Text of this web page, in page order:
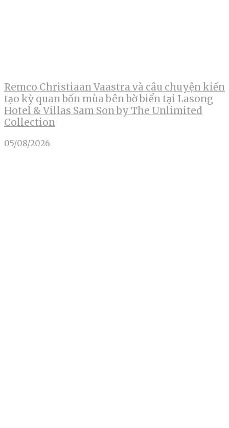
Remco Christiaan Vaastra và câu chuyện kiến
tạo kỳ quan bốn mùa bên bờ biển tại Lasong
Hotel & Villas Sam Son by The Unlimited
Collection
05/08/2026